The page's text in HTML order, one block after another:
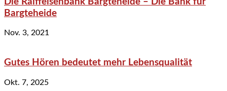
Bargteheide
Nov. 3, 2021
Gutes Hören bedeutet mehr Lebensqualität
Okt. 7, 2025